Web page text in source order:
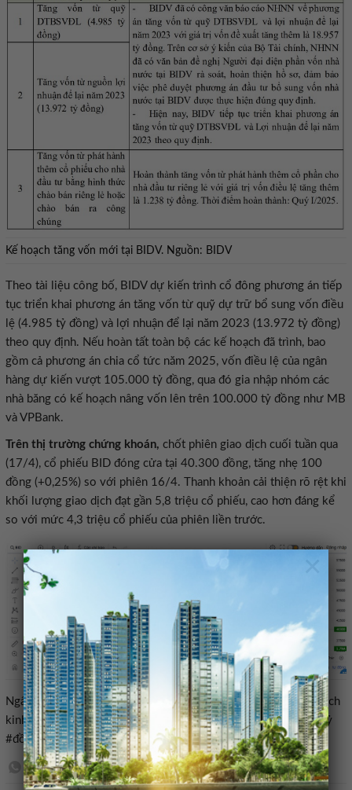
×
Kế hoạch tăng vốn mới tại BIDV. Nguồn: BIDV
Theo tài liệu công bố, BIDV dự kiến trình cổ đông phương án tiếp
tục triển khai phương án tăng vốn từ quỹ dự trữ bổ sung vốn điều
lệ (4.985 tỷ đồng) và lợi nhuận để lại năm 2023 (13.972 tỷ đồng)
theo quy định. Nếu hoàn tất toàn bộ các kế hoạch đã trình, bao
gồm cả phương án chia cổ tức năm 2025, vốn điều lệ của ngân
hàng dự kiến vượt 105.000 tỷ đồng, qua đó gia nhập nhóm các
nhà băng có kế hoạch nâng vốn lên trên 100.000 tỷ đồng như MB
và VPBank.
Trên thị trường chứng khoán, chốt phiên giao dịch cuối tuần qua
(17/4), cổ phiếu BID đóng cửa tại 40.300 đồng, tăng nhẹ 100
đồng (+0,25%) so với phiên 16/4. Thanh khoản cải thiện rõ rệt khi
khối lượng giao dịch đạt gần 5,8 triệu cổ phiếu, cao hơn đáng kể
so với mức 4,3 triệu cổ phiếu của phiên liền trước.
Ngân hàng,BIDV,ĐHĐCĐ 2026,Tài liệu đại hội,tăng vốn,Kế hoạch
kinh doanh,Cổ phiếu BID#BIDV #dự #kiến #tăng #vốn #lên #tỷ
#đồng1776561282